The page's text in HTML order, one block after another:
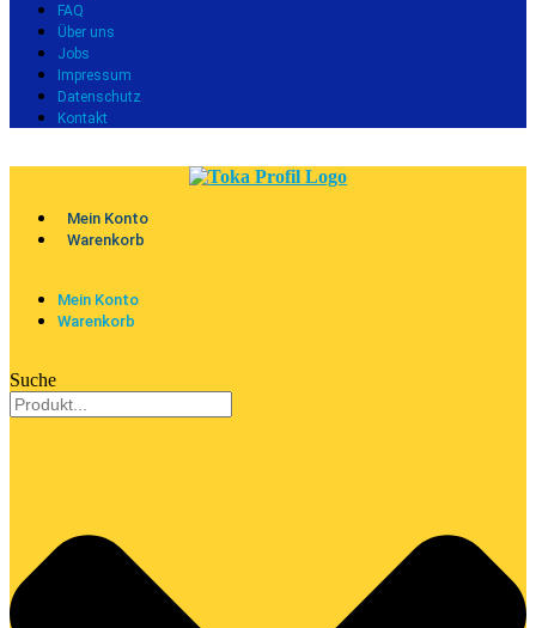
FAQ
Über uns
Jobs
Impressum
Datenschutz
Kontakt
Mein Konto
Warenkorb
Mein Konto
Warenkorb
Suche